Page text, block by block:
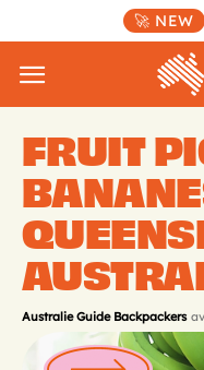
🚀 NEW
FRUIT
Australie Guide Backpackers